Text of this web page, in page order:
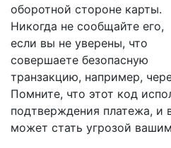
оборотной стороне карты.
Никогда не сообщайте его,
если вы не уверены, что
совершаете безопасную
транзакцию, например,
Помните, что этот код
подтверждения платежа, и
может стать угрозой